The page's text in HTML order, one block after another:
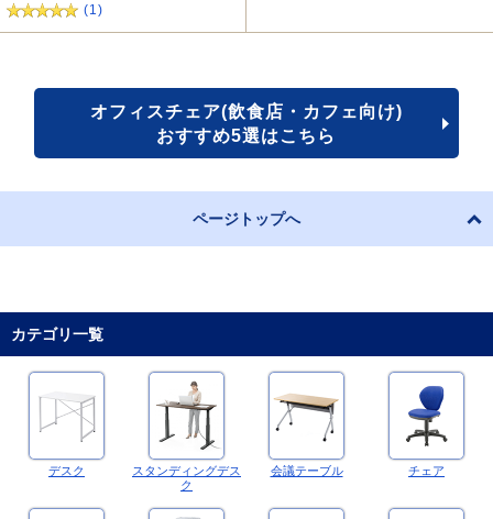
(1)
オフィスチェア(飲食店・カフェ向け)
おすすめ5選はこちら
ページトップへ
カテゴリ一覧
デスク
スタンディングデス
ク
会議テーブル チェア